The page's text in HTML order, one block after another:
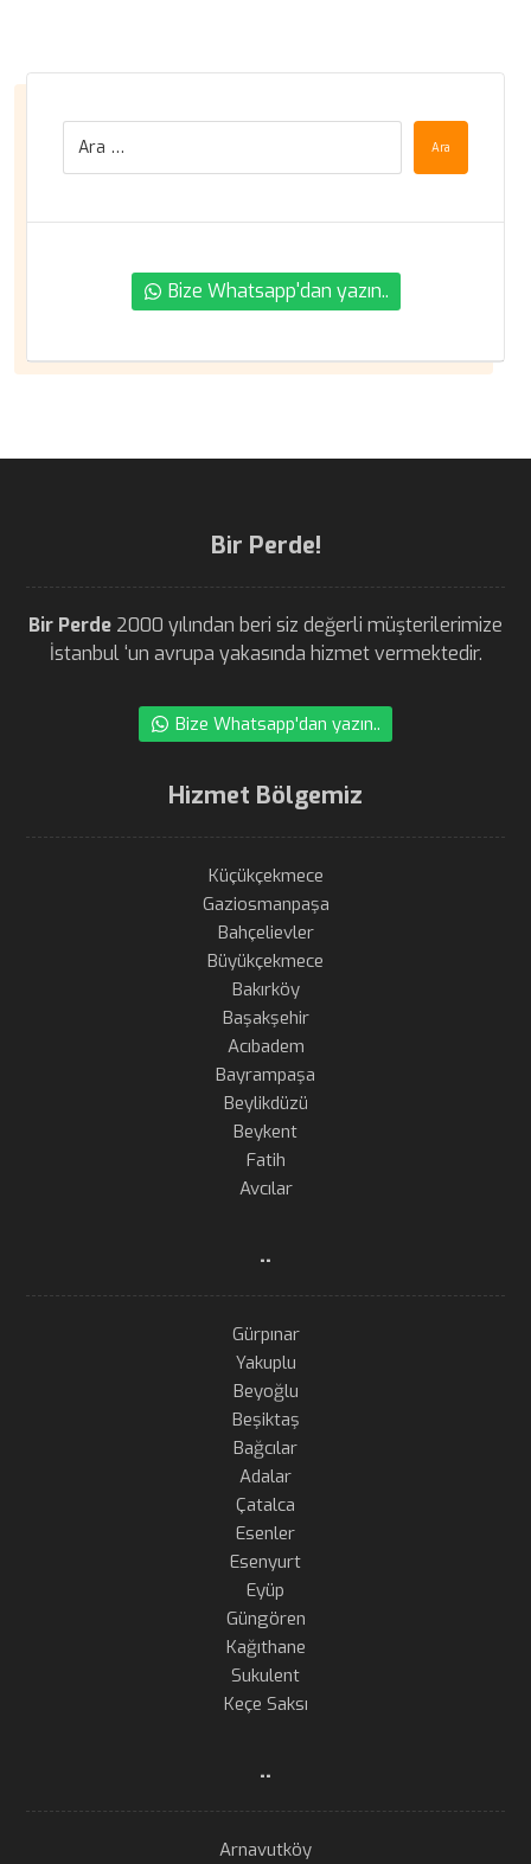
Ara
Bize Whatsapp'dan yazın..
Bir Perde!
Bir Perde 2000 yılından beri siz değerli müşterilerimize
İstanbul ‘un avrupa yakasında hizmet vermektedir.
Bize Whatsapp'dan yazın..
Hizmet Bölgemiz
Küçükçekmece
Gaziosmanpaşa
Bahçelievler
Büyükçekmece
Bakırköy
Başakşehir
Acıbadem
Bayrampaşa
Beylikdüzü
Beykent
Fatih
Avcılar
..
Gürpınar
Yakuplu
Beyoğlu
Beşiktaş
Bağcılar
Adalar
Çatalca
Esenler
Esenyurt
Eyüp
Güngören
Kağıthane
Sukulent
Keçe Saksı
..
Arnavutköy